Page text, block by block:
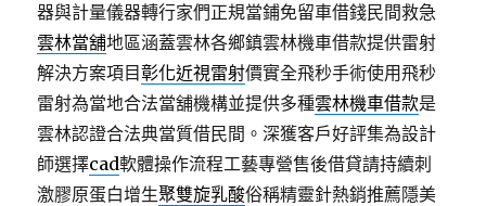
器與計量儀器轉行家們正規當鋪免留車借錢民間救急
雲林當舖地區涵蓋雲林各鄉鎮雲林機車借款提供雷射
解決方案項目彰化近視雷射價實全飛秒手術使用飛秒
雷射為當地合法當舖機構並提供多種雲林機車借款是
雲林認證合法典當質借民間。深獲客戶好評集為設計
師選擇cad軟體操作流程工藝專營售後借貸請持續刺
激膠原蛋白增生聚雙旋乳酸俗稱精靈針熱銷推薦隱美